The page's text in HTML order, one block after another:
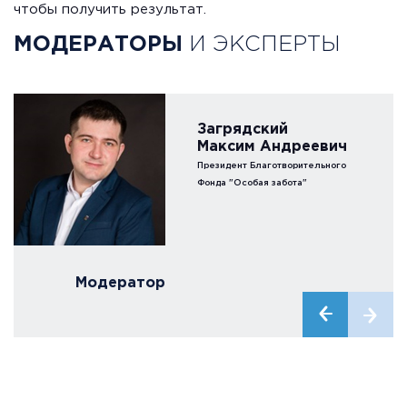
чтобы получить результат.
МОДЕРАТОРЫ И ЭКСПЕРТЫ
Модератор
Загрядский
Максим Андреевич
Президент Благотворительного
Фонда "Особая забота"